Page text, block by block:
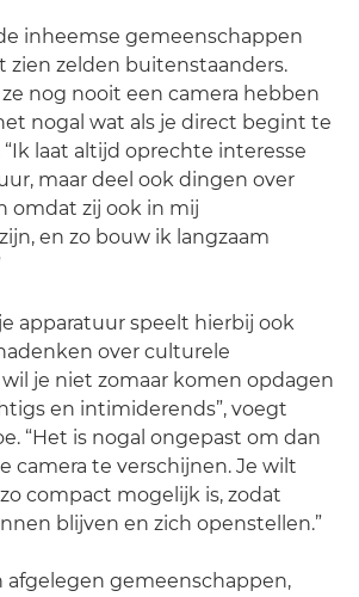
inheemse gemeenschappen
zien zelden buitenstaanders.
ze nog nooit een camera hebben
nogal wat als je direct begint te
“Ik laat altijd oprechte interesse
maar deel ook dingen over
omdat zij ook in mij
en zo bouw ik langzaam
apparatuur speelt hierbij ook
over culturele
je niet zomaar komen opdagen
en intimiderends”, voegt
“Het is nogal ongepast om dan
camera te verschijnen. Je wilt
compact mogelijk is, zodat
blijven en zich openstellen.”
afgelegen gemeenschappen,